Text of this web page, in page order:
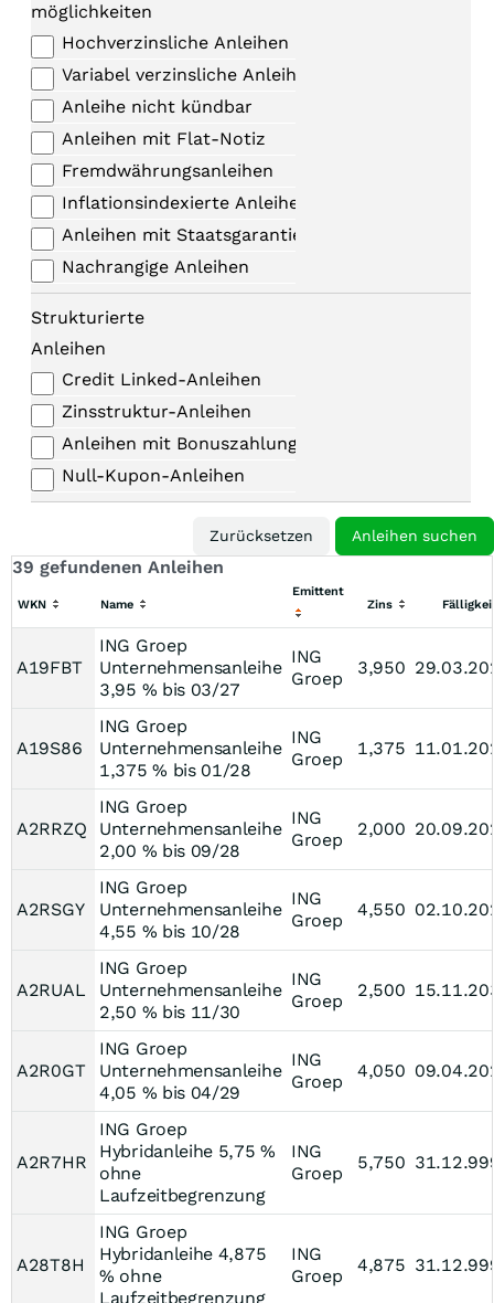
möglichkeiten
Hochverzinsliche Anleihen
Variabel verzinsliche Anleihen
Anleihe nicht kündbar
Anleihen mit Flat-Notiz
Fremdwährungsanleihen
Inflationsindexierte Anleihen
Anleihen mit Staatsgarantie
Nachrangige Anleihen
Strukturierte
Anleihen
Credit Linked-Anleihen
Zinsstruktur-Anleihen
Anleihen mit Bonuszahlungen
Null-Kupon-Anleihen
39 gefundenen Anleihen
WKN Name
Emittent
Zins
A19FBT
ING Groep
Unternehmensanleihe
3,95 % bis 03/27
ING
Groep
3,950
A19S86
ING Groep
Unternehmensanleihe
1,375 % bis 01/28
ING
Groep
1,375
A2RRZQ
ING Groep
Unternehmensanleihe
2,00 % bis 09/28
ING
Groep
2,000
A2RSGY
ING Groep
Unternehmensanleihe
4,55 % bis 10/28
ING
Groep
4,550
A2RUAL
ING Groep
Unternehmensanleihe
2,50 % bis 11/30
ING
Groep
2,500
A2R0GT
ING Groep
Unternehmensanleihe
4,05 % bis 04/29
ING
Groep
4,050
A2R7HR
ING Groep
Hybridanleihe 5,75 %
ohne
Laufzeitbegrenzung
ING
Groep
5,750
A28T8H
ING Groep
Hybridanleihe 4,875
% ohne
Laufzeitbegrenzung
ING
Groep
4,875